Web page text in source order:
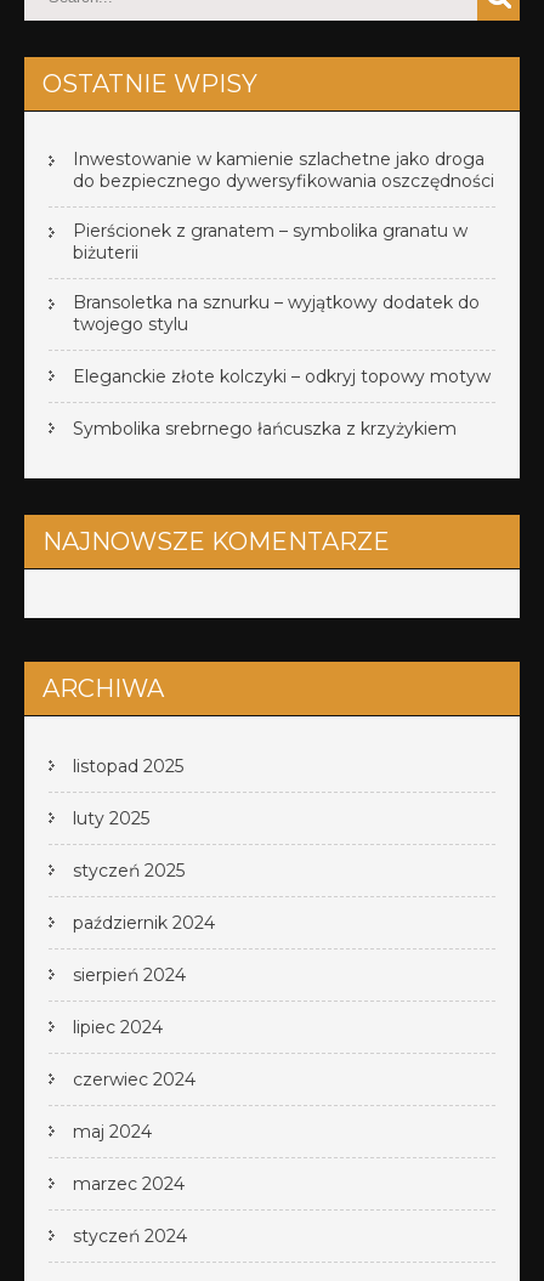
OSTATNIE WPISY
Inwestowanie w kamienie szlachetne jako droga
do bezpiecznego dywersyfikowania oszczędności
Pierścionek z granatem – symbolika granatu w
biżuterii
Bransoletka na sznurku – wyjątkowy dodatek do
twojego stylu
Eleganckie złote kolczyki – odkryj topowy motyw
Symbolika srebrnego łańcuszka z krzyżykiem
NAJNOWSZE KOMENTARZE
ARCHIWA
listopad 2025
luty 2025
styczeń 2025
październik 2024
sierpień 2024
lipiec 2024
czerwiec 2024
maj 2024
marzec 2024
styczeń 2024